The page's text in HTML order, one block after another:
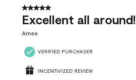
25
Reviews
5 out of 5 stars.
Excellent all around!
Amee
VERIFIED PURCHASER
INCENTIVIZED REVIEW